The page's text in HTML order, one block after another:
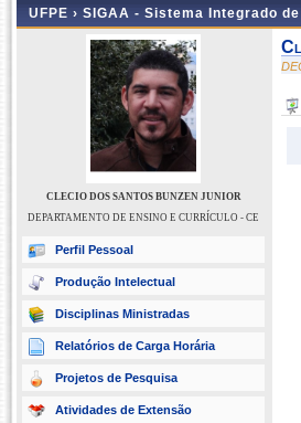
UFPE › SIGAA - Sistema Integrado
CLECIO DOS SANTOS BUNZEN JUNIOR
DEPARTAMENTO DE ENSINO E CURRÍCULO - CE
Perfil Pessoal
Produção Intelectual
Disciplinas Ministradas
Relatórios de Carga Horária
Projetos de Pesquisa
Atividades de Extensão